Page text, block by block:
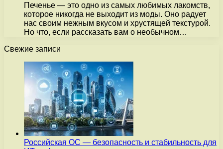
Печенье — это одно из самых любимых лакомств,
которое никогда не выходит из моды. Оно радует
нас своим нежным вкусом и хрустящей текстурой.
Но что, если рассказать вам о необычном…
Свежие записи
Российская ОС — безопасность и стабильность для